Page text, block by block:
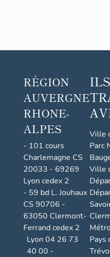
RÉGION
AUVERGNE
RHONE-
ALPES
- 101 cours
Charlemagne CS
20033 - 69269
Lyon cedex 2
- 59 bd L. Jouhaux
CS 90706 -
63050 Clermont-
Ferrand cedex 2
Lyon 04 26 73
40 00 -
ILS
Ville
Parc
Ville
Pays